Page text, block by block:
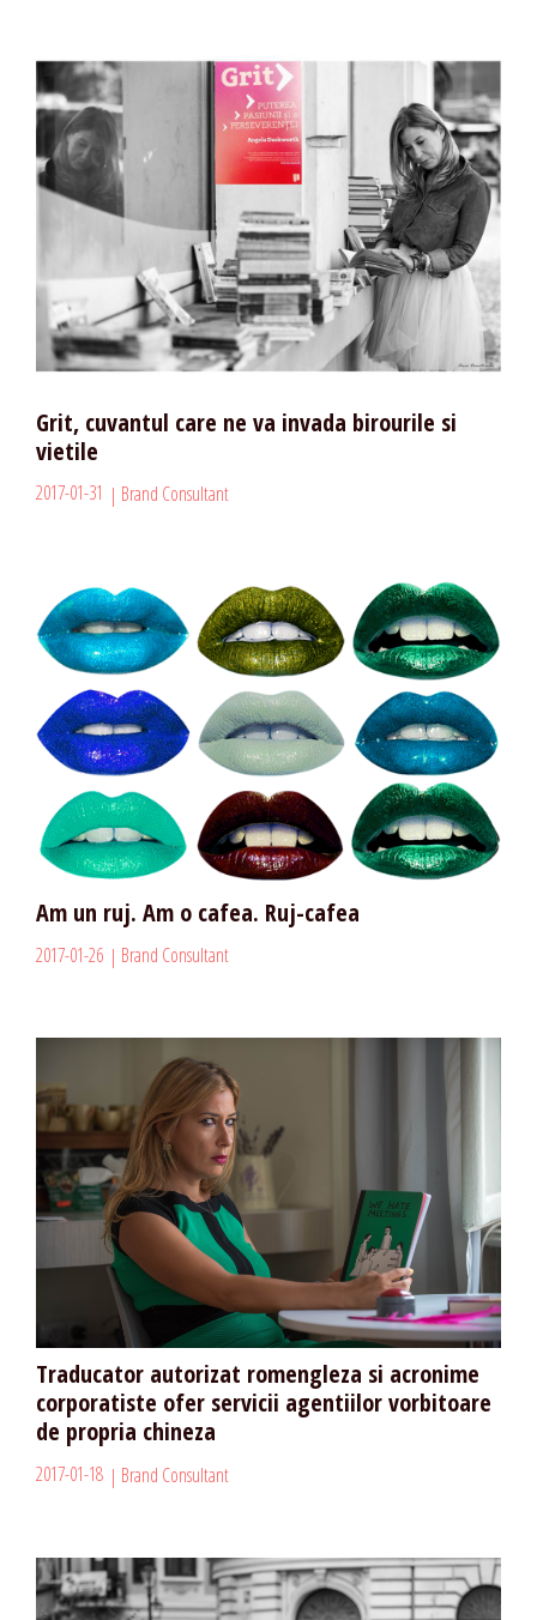
Grit, cuvantul care ne va invada birourile si
vietile
2017-01-31 Brand Consultant
Am un ruj. Am o cafea. Ruj-cafea
2017-01-26 Brand Consultant
Traducator autorizat romengleza si acronime
corporatiste ofer servicii agentiilor vorbitoare
de propria chineza
2017-01-18 Brand Consultant